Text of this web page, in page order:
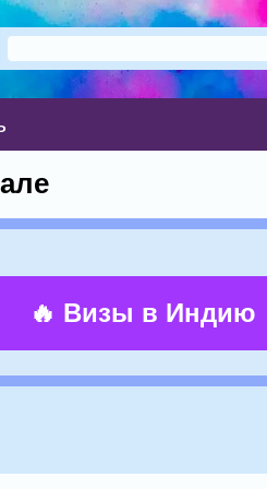
🔥 Визы в Индию